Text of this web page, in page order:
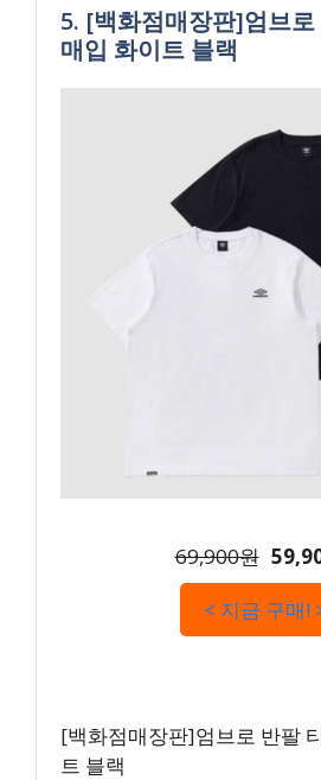
5. [백화점매장판]엄브
매입 화이트 블랙
69,900원
< 지금 구매!
[백화점매장판]엄브로 반팔
트 블랙